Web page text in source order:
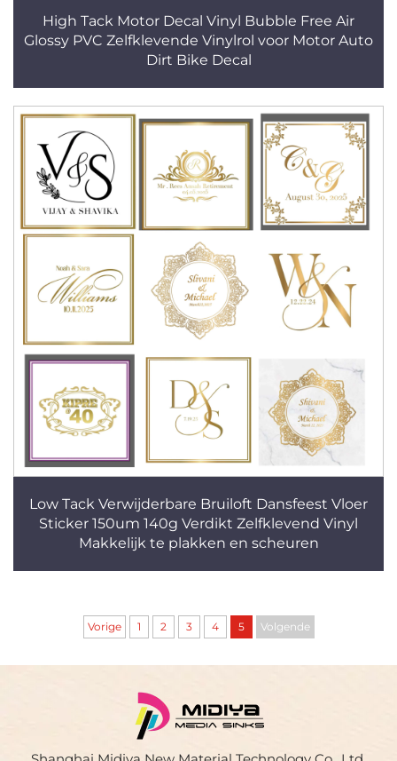
High Tack Motor Decal Vinyl Bubble Free Air
Glossy PVC Zelfklevende Vinylrol voor Motor Auto
Dirt Bike Decal
Low Tack Verwijderbare Bruiloft Dansfeest Vloer
Sticker 150um 140g Verdikt Zelfklevend Vinyl
Makkelijk te plakken en scheuren
Vorige 1 2 3 4 5 Volgende